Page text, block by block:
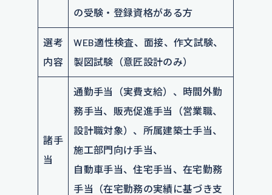
の受験・登録資格がある方
選考
内容
WEB適性検査、面接、作文試験、
製図試験（意匠設計のみ）
諸手
当
通勤手当（実費支給）、時間外勤
務手当、販売促進手当（営業職、
設計職対象）、所属建築士手当、
施工部門向け手当、
自動車手当、住宅手当、在宅勤務
手当（在宅勤務の実績に基づき支